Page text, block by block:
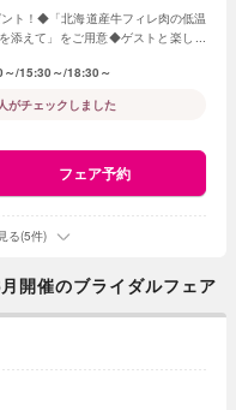
ト！◆「北海道産牛フィレ肉の低温
えて」をご用意◆ゲストと楽しめ
15:30～ 18:30～
がチェックしました
フェア予約
る(5件)
催のブライダルフェア